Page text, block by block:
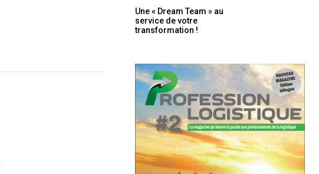
Une « Dream Team » au
service de votre
transformation !